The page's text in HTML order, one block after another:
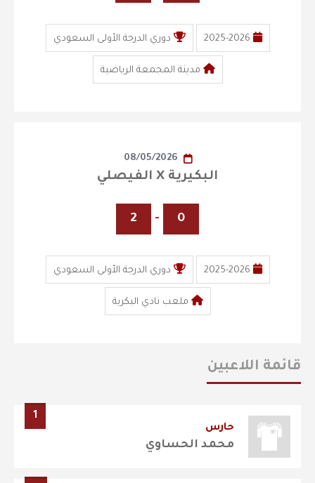
2025-2026 دوري الدرجة الأولى السعودي
مدينة المجمعة الرياضية
08/05/2026
البكيرية X الفيصلي
0
-
2
2025-2026 دوري الدرجة الأولى السعودي
ملعب نادي البكرية
قائمة اللاعبين
1
حارس
محمد الحساوي